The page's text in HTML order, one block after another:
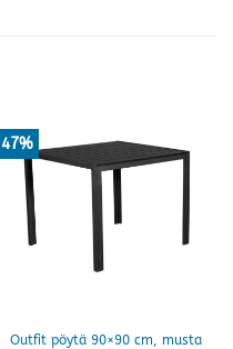
47%
Outfit pöytä 90×90 cm, musta